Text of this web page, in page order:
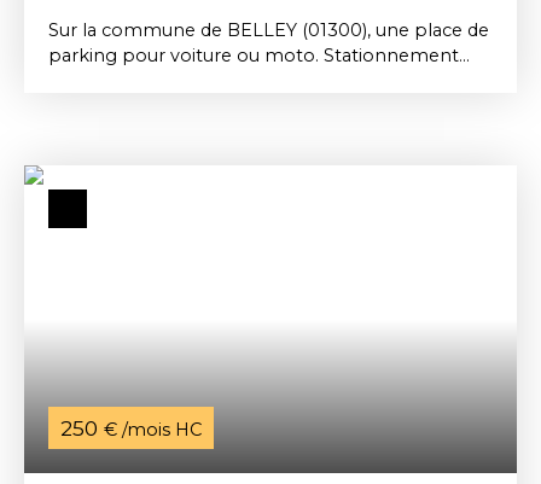
Sur la commune de BELLEY (01300), une place de
parking pour voiture ou moto. Stationnement
250 € /mois HC